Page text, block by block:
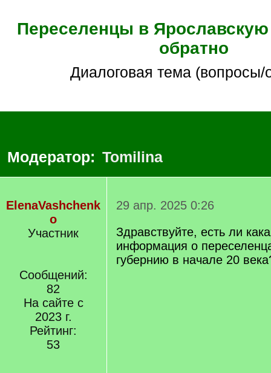
Переселенцы в
обратно
Диалоговая тема (вопросы/
Модератор: Tomilina
ElenaVashchenk
o
Участник
Сообщений:
82
На сайте с
2023 г.
Рейтинг:
53
29 апр. 2025 0:26
Здравствуйте, есть ли
информация о
губернию в начале 20